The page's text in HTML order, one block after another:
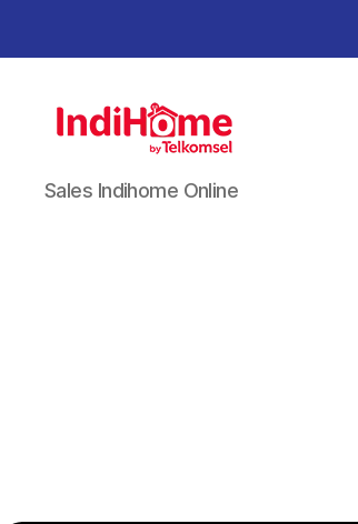
Sales Indihome Online